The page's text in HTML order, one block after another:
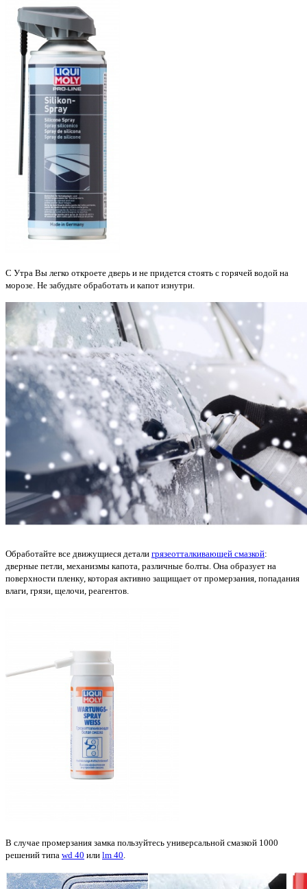
С Утра Вы легко откроете дверь и не придется стоять с горячей водой на
морозе. Не забудьте обработать и капот изнутри.
Обработайте все движущиеся детали грязеотталкивающей смазкой:
дверные петли, механизмы капота, различные болты. Она образует на
поверхности пленку, которая активно защищает от промерзания, попадания
влаги, грязи, щелочи, реагентов.
В случае промерзания замка пользуйтесь универсальной смазкой 1000
решений типа wd 40 или lm 40